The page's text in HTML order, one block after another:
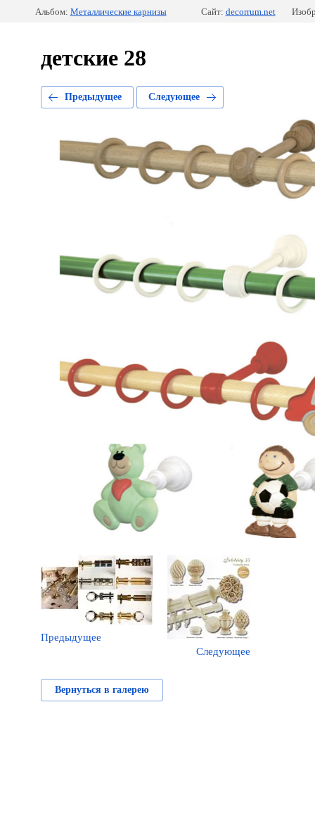
Альбом: Металлические карнизы Сайт: decorrum.net
детские 28
Предыдущее Следующее
Предыдущее
Следующее
Вернуться в галерею